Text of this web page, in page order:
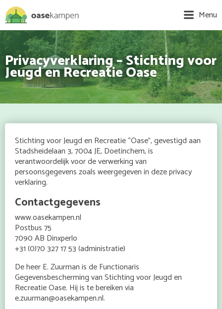
Menu
Privacyverklaring – Stichting voor
Jeugd en Recreatie Oase
Stichting voor Jeugd en Recreatie “Oase”, gevestigd aan
Stadsheidelaan 3, 7004 JE, Doetinchem, is
verantwoordelijk voor de verwerking van
persoonsgegevens zoals weergegeven in deze privacy
verklaring.
Contactgegevens
www.oasekampen.nl
Postbus 75
7090 AB Dinxperlo
+31 (0)70 327 17 53 (administratie)
De heer E. Zuurman is de Functionaris
Gegevensbescherming van Stichting voor Jeugd en
Recreatie Oase. Hij is te bereiken via
e.zuurman@oasekampen.nl.